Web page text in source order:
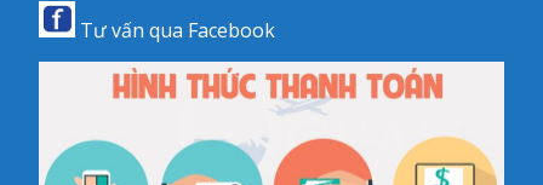
Tư vấn qua Facebook